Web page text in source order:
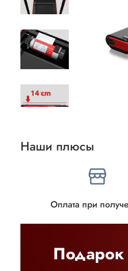
Наши плюсы
Оплата при